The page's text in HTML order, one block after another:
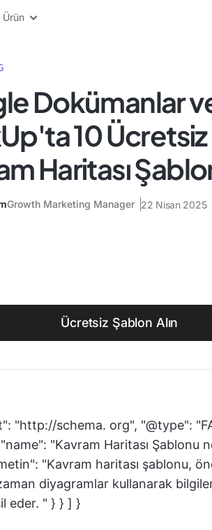
Ürün
Dokümanlar
10 Ücretsiz
Haritası
Growth Marketing Manager 22 Nisan 2025
Ücretsiz Şablon Alın
"http://schema. org", "@type":
"Kavram Haritası Şablonu
"Kavram haritası şablonu,
diyagramlar kullanarak
eder. " } } ] }